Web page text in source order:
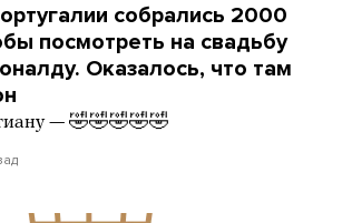
собрались 2000
посмотреть на свадьбу
Оказалось, что там
— 🤣🤣🤣🤣🤣